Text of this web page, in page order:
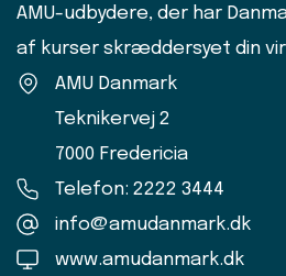
AMU-udbydere, der har
af kurser skræddersyet din
AMU Danmark
Teknikervej 2
7000 Fredericia
Telefon: 2222 3444
info@amudanmark.dk
www.amudanmark.dk